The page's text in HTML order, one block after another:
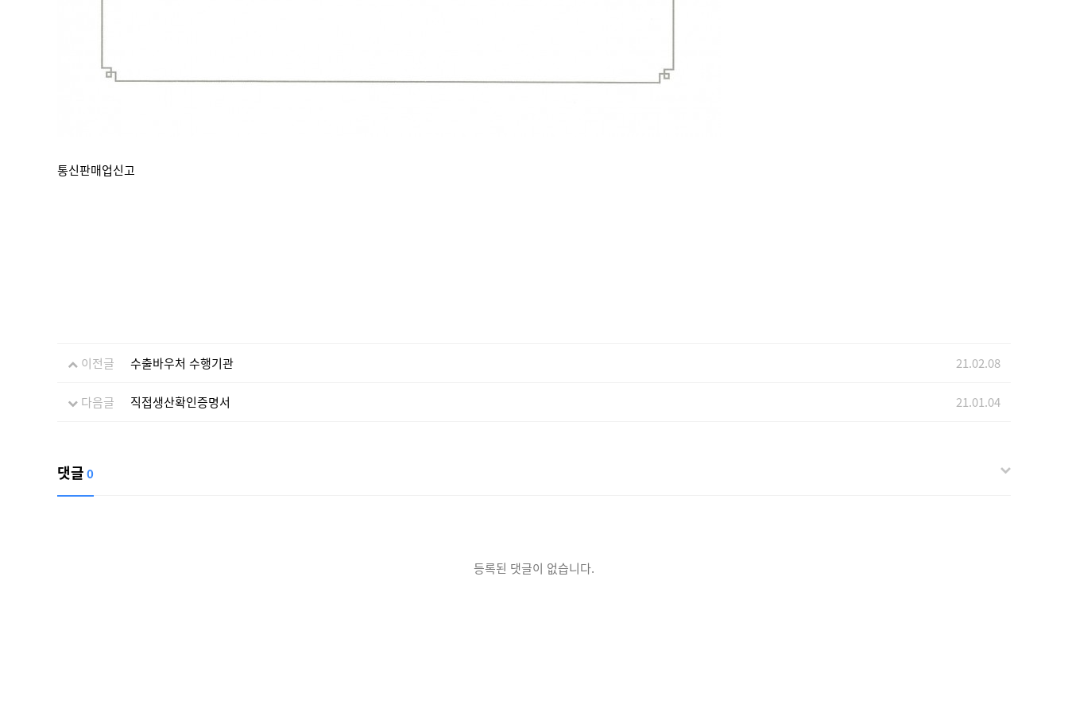
통신판매업신고
이전글 수출바우처 수행기관 21.02.08
다음글 직접생산확인증명서 21.01.04
댓글0
등록된 댓글이 없습니다.